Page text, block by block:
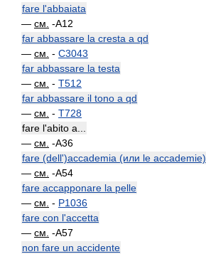
fare l'abbaiata
— см. -A12
far abbassare la cresta a qd
— см. - C3043
far abbassare la testa
— см. - T512
far abbassare il tono a qd
— см. - T728
fare l'abito a...
— см. -A36
fare (dell')accademia (или le accademie)
— см. -A54
fare accapponare la pelle
— см. - P1036
fare con l'accetta
— см. -A57
non fare un accidente